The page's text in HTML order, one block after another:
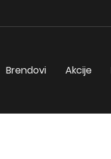
Brendovi Akcije